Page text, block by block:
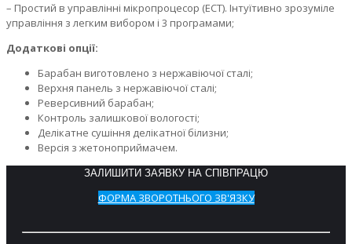
– Простий в управлінні мікропроцесор (ЕСТ). Інтуїтивно зрозуміле
управління з легким вибором і 3 програмами;
Додаткові опції:
Барабан виготовлено з нержавіючої сталі;
Верхня панель з нержавіючої сталі;
Реверсивний барабан;
Контроль залишкової вологості;
Делікатне сушіння делікатної білизни;
Версія з жетоноприймачем.
ЗАЛИШИТИ ЗАЯВКУ НА СПІВПРАЦЮ
ФОРМА ЗВОРОТНЬОГО ЗВ'ЯЗКУ